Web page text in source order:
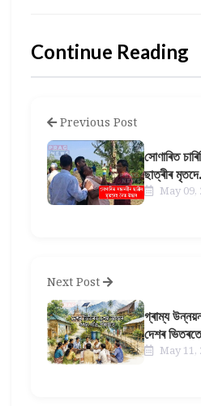
Continue Reading
Previous Post
সোণাৰিত
ছাত্ৰীৰ
May 09,
Next Post
গ্ৰাম্য
দেশৰ
May 11,